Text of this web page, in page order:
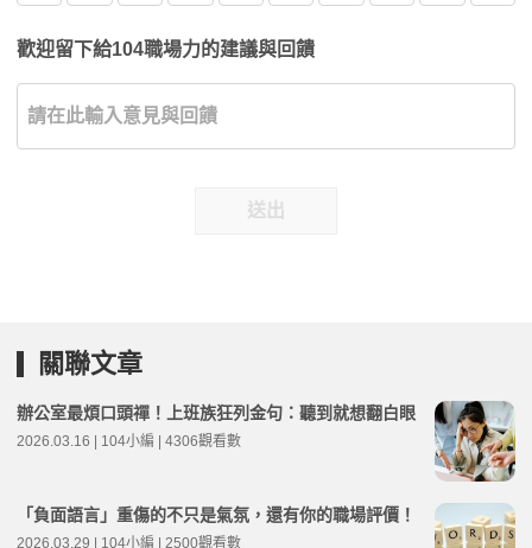
歡迎留下給104職場力的建議與回饋
送出
關聯文章
辦公室最煩口頭禪！上班族狂列金句：聽到就想翻白眼
2026.03.16 | 104小編 | 4306觀看數
「負面語言」重傷的不只是氣氛，還有你的職場評價！
2026.03.29 | 104小編 | 2500觀看數